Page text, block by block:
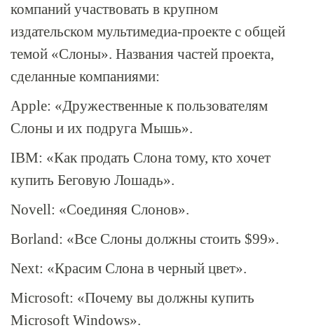
компаний участвовать в крупном
издательском мультимедиа-проекте с общей
темой «Слоны». Названия частей проекта,
сделанные компаниями:
Apple: «Дружественные к пользователям
Слоны и их подруга Мышь».
IBM: «Как продать Слона тому, кто хочет
купить Беговую Лошадь».
Novell: «Соединяя Слонов».
Borland: «Все Слоны должны стоить $99».
Next: «Красим Слона в черный цвет».
Microsoft: «Почему вы должны купить
Microsoft Windows».